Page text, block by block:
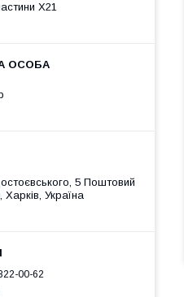
X21
5 Поштовий
Харків, Україна
00-62